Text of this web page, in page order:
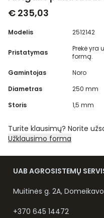
€ 235,03
Modelis 2512142
Pristatymas
Prekė yra
formą.
Gamintojas
Noro
Diametras
250 mm
Storis
1,5 mm
Turite klausimų? Norite
Užklausimo forma
UAB AGROSISTEMŲ
Muitinės g. 2A,
+370 645 14472